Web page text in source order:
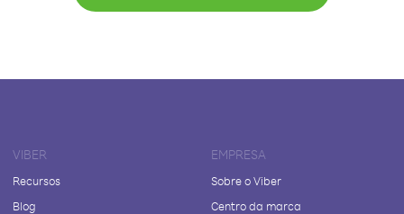
VIBER
Recursos
Blog
EMPRESA
Sobre o Viber
Centro da marca